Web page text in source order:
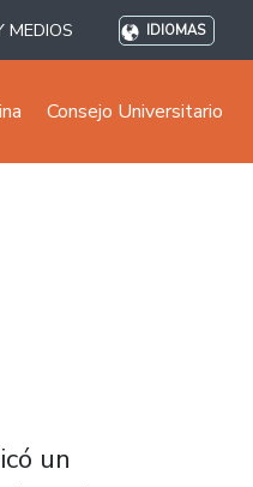
MEDIOS IDIOMAS
Consejo Universitario
un